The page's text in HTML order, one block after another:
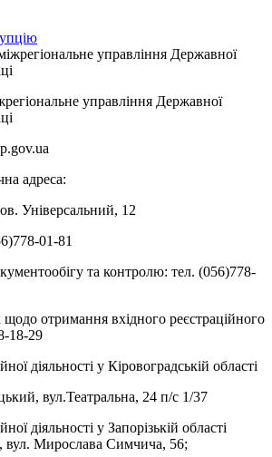
управління Державної
адреса:
Універсальний, 12
01-81
та контролю: тел. (056)778-
отримання вхідного реєстраційного
18-29
діяльності у Кіровоградській області
вул.Театральна, 24 п/с 1/37
діяльності у Запорізькій області
вул. Мирослава Симчича, 56;